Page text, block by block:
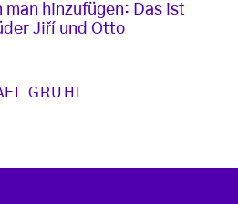
hinzufügen: Das ist
Jiří und Otto
GRUHL